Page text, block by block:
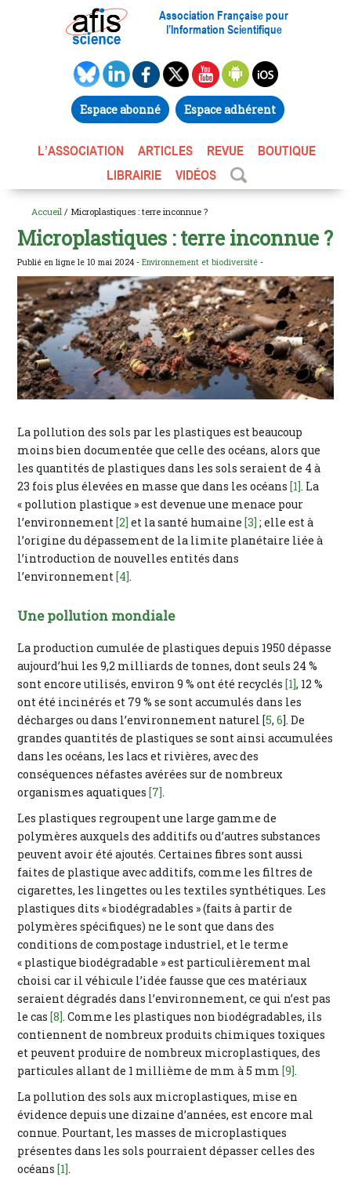
Association Française pour
l’Information Scientifique
Espace abonné Espace adhérent
L’ASSOCIATION ARTICLES REVUE
BOUTIQUE
LIBRAIRIE
VIDÉOS
Accueil / Microplastiques : terre inconnue ?
Microplastiques : terre inconnue ?
Publié en ligne le 10 mai 2024 -Environnement et biodiversité -
La pollution des sols par les plastiques est beaucoup
moins bien documentée que celle des océans, alors que
les quantités de plastiques dans les sols seraient de 4 à
23 fois plus élevées en masse que dans les océans[1]. La
« pollution plastique » est devenue une menace pour
l’environnement[2] et la santé humaine[3] ; elle est à
l’origine du dépassement de la limite planétaire liée à
l’introduction de nouvelles entités dans
l’environnement[4].
Une pollution mondiale
La production cumulée de plastiques depuis 1950 dépasse
aujourd’hui les 9,2 milliards de tonnes, dont seuls 24 %
sont encore utilisés, environ 9 % ont été recyclés[1], 12 %
ont été incinérés et 79 % se sont accumulés dans les
décharges ou dans l’environnement naturel [5,6]. De
grandes quantités de plastiques se sont ainsi accumulées
dans les océans, les lacs et rivières, avec des
conséquences néfastes avérées sur de nombreux
organismes aquatiques[7].
Les plastiques regroupent une large gamme de
polymères auxquels des additifs ou d’autres substances
peuvent avoir été ajoutés. Certaines fibres sont aussi
faites de plastique avec additifs, comme les filtres de
cigarettes, les lingettes ou les textiles synthétiques. Les
plastiques dits « biodégradables » (faits à partir de
polymères spécifiques) ne le sont que dans des
conditions de compostage industriel, et le terme
« plastique biodégradable » est particulièrement mal
choisi car il véhicule l’idée fausse que ces matériaux
seraient dégradés dans l’environnement, ce qui n’est pas
le cas[8]. Comme les plastiques non biodégradables, ils
contiennent de nombreux produits chimiques toxiques
et peuvent produire de nombreux microplastiques, des
particules allant de 1 millième de mm à 5 mm[9].
La pollution des sols aux microplastiques, mise en
évidence depuis une dizaine d’années, est encore mal
connue. Pourtant, les masses de microplastiques
présentes dans les sols pourraient dépasser celles des
océans[1].